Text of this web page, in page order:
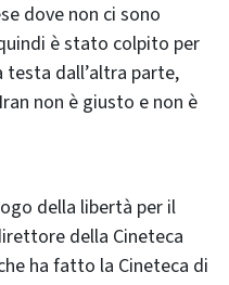
dove non ci sono
è stato colpito per
testa dall’altra parte,
non è giusto e non è
della libertà per il
della Cineteca
ha fatto la Cineteca di